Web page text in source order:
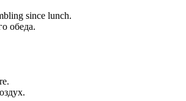
since lunch.
обеда.